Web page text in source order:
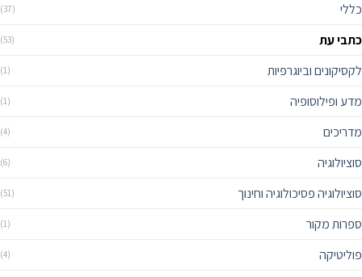
כללי (37)
כתבי עת (53)
לקסיקונים וביוגרפיות (1)
מדע ופילוסופיה (1)
מדריכים (4)
סוציולוגיה (6)
סוציולוגיה פסיכולוגיה וחינוך (51)
ספרות מקור (1)
פוליטיקה (4)